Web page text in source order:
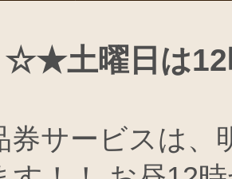
☆★土曜日は
券サービスは、